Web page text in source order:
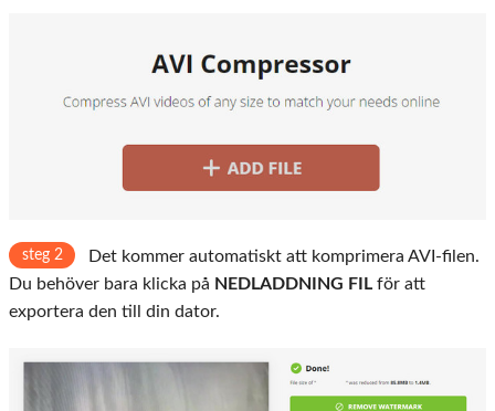
steg 2
Det kommer automatiskt att komprimera AVI-filen.
Du behöver bara klicka på NEDLADDNING FIL för att
exportera den till din dator.